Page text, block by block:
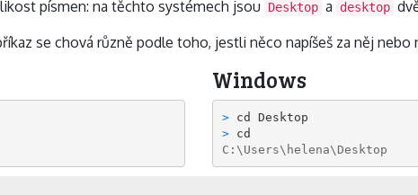
písmen: na těchto systémech jsou
Desktop a desktop
se chová různě podle toho, jestli něco napíšeš za něj nebo
Windows
> cd Desktop
>
C:\Users\helena\Desktop